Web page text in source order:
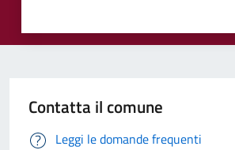
Contatta il comune
Leggi le domande frequenti